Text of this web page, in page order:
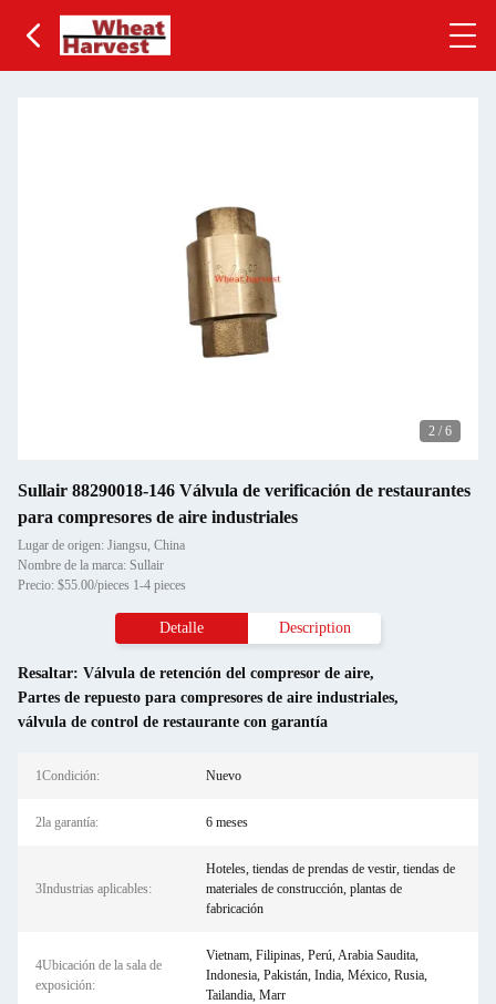
2 / 6
Sullair 88290018-146 Válvula de verificación de restaurantes
para compresores de aire industriales
Lugar de origen: Jiangsu, China
Nombre de la marca: Sullair
Precio: $55.00/pieces 1-4 pieces
Detalle Description
Resaltar: Válvula de retención del compresor de aire,
Partes de repuesto para compresores de aire industriales,
válvula de control de restaurante con garantía
1Condición: Nuevo
2la garantía: 6 meses
3Industrias aplicables:
Hoteles, tiendas de prendas de vestir, tiendas de
materiales de construcción, plantas de
fabricación
4Ubicación de la sala de
exposición:
Vietnam, Filipinas, Perú, Arabia Saudita,
Indonesia, Pakistán, India, México, Rusia,
Tailandia, Marr